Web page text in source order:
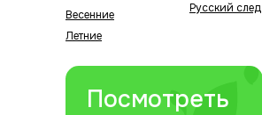
Русский след
Весенние
Летние
Посмотреть